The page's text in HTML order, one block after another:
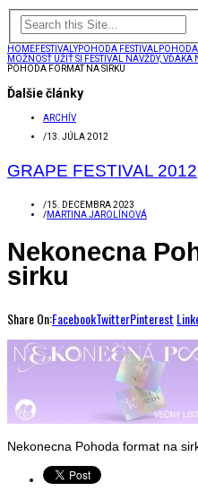
HOMEFESTIVALYPOHODA FESTIVAL
MOŽNOSŤ UŽIŤ SI FESTIVAL NAVŽDY,
POHODA FORMAT NA SIRKU
Ďalšie články
ARCHÍV
/13. JÚLA 2012
GRAPE FESTIVAL 2012
/15. DECEMBRA 2023
/MARTINA JAROLÍNOVÁ
Nekonecna
sirku
Share On:FacebookTwitterPinterest
Nekonecna Pohoda format na